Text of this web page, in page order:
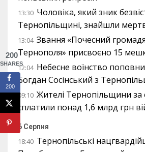
13:30 Чоловіка, який зник
Тернопільщині, знайшли
13:04 Звання «Почесний
Тернополя» присвоєно 15
12:04 Небесне воїнство
Богдан Сосінський з
09:10 Жителі Тернопільщини за
сплатили понад 1,6 млрд грн
6 Серпня
18:40 Тернопільські
200
SHARES
200